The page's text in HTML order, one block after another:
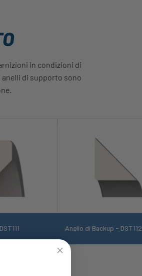
in condizioni di
anelli di supporto sono
Anello di Backup - DST112